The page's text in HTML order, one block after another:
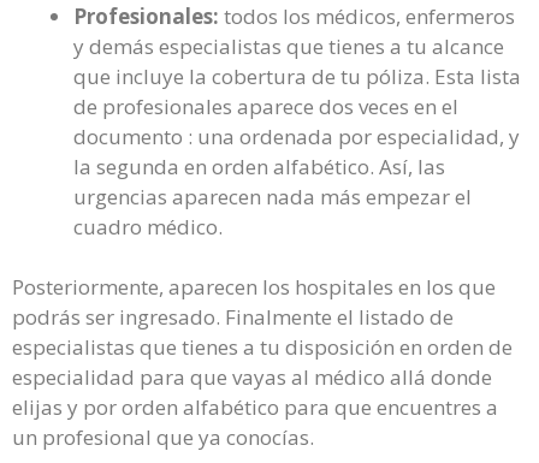
Profesionales: todos los médicos, enfermeros
y demás especialistas que tienes a tu alcance
que incluye la cobertura de tu póliza. Esta lista
de profesionales aparece dos veces en el
documento : una ordenada por especialidad, y
la segunda en orden alfabético. Así, las
urgencias aparecen nada más empezar el
cuadro médico.
Posteriormente, aparecen los hospitales en los que
podrás ser ingresado. Finalmente el listado de
especialistas que tienes a tu disposición en orden de
especialidad para que vayas al médico allá donde
elijas y por orden alfabético para que encuentres a
un profesional que ya conocías.